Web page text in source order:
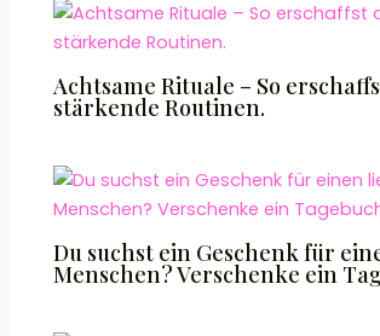
Achtsame Rituale – So
stärkende Routinen.
Du suchst ein Geschenk für
Menschen? Verschenke ein